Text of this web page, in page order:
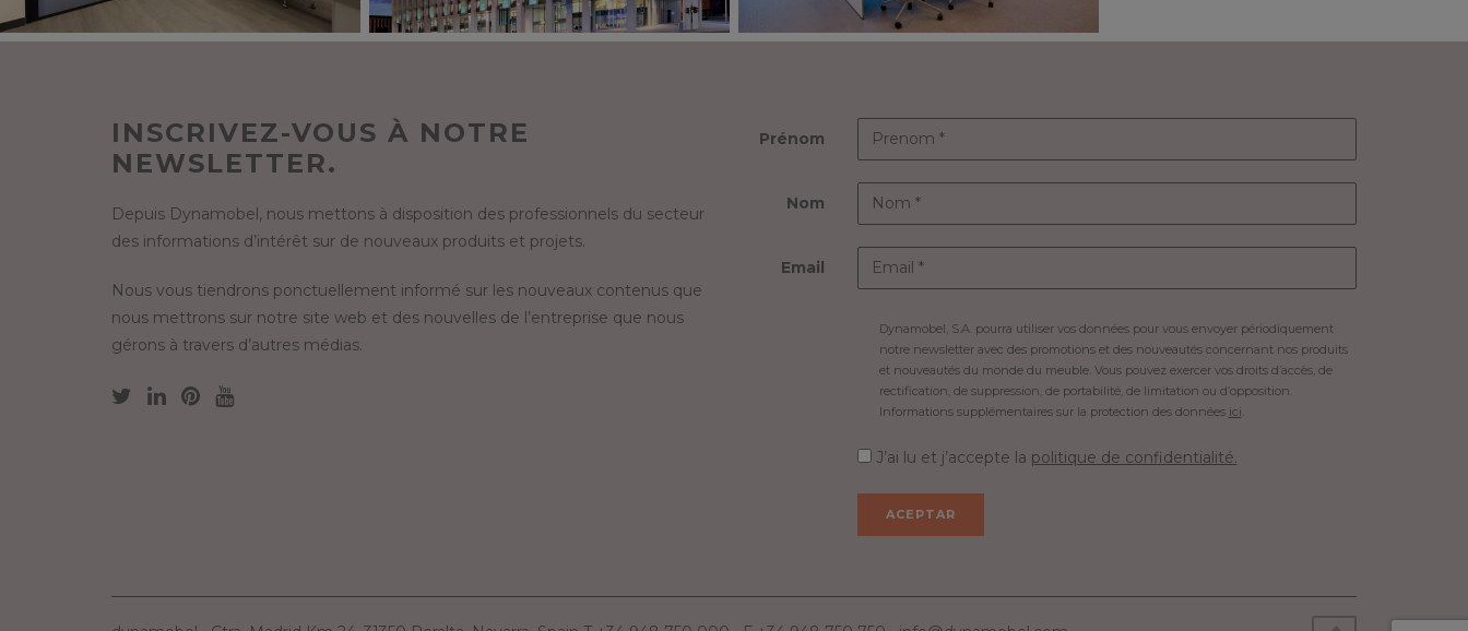
INSCRIVEZ-VOUS À NOTRE
NEWSLETTER.
Depuis Dynamobel, nous mettons à disposition des professionnels du secteur
des informations d’intérêt sur de nouveaux produits et projets.
Nous vous tiendrons ponctuellement informé sur les nouveaux contenus que
nous mettrons sur notre site web et des nouvelles de l’entreprise que nous
gérons à travers d’autres médias.
Prénom
Nom
Email
Dynamobel, S.A. pourra utiliser vos données pour vous envoyer périodiquement
notre newsletter avec des promotions et des nouveautés concernant nos produits
et nouveautés du monde du meuble. Vous pouvez exercer vos droits d’accès, de
rectification, de suppression, de portabilité, de limitation ou d’opposition.
Informations supplémentaires sur la protection des données ici
J’ai lu et j’accepte la politique de confidentialité.